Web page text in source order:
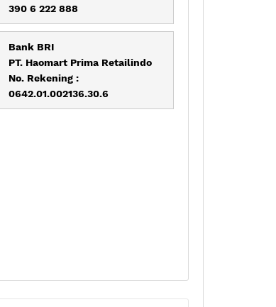
390 6 222 888
Bank BRI
PT. Haomart Prima Retailindo
No. Rekening :
0642.01.002136.30.6